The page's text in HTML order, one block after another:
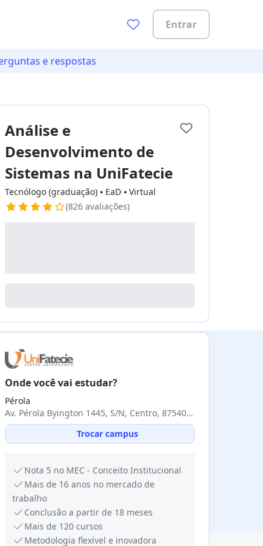
Entrar
e respostas
Análise e
Desenvolvimento de
Sistemas na UniFatecie
Tecnólogo (graduação) ⦁ EaD ⦁ Virtual
(826 avaliações)
Onde você vai estudar?
Pérola
Av. Pérola Byington 1445, S/N, Centro, 87540-000, Pérola, PR
Trocar campus
Nota 5 no MEC - Conceito Institucional
Mais de 16 anos no mercado de
trabalho
Conclusão a partir de 18 meses
Mais de 120 cursos
Metodologia flexível e inovadora